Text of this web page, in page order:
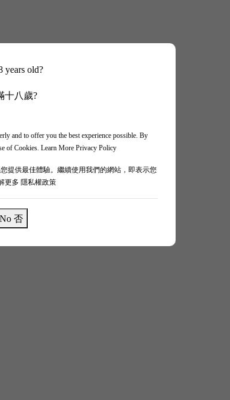
years old?
十八歲?
and to offer you the best experience possible. By
of Cookies. Learn More Privacy Policy
提供最佳體驗。繼續使用我們的網站，即表示您
更多 隱私權政策
No 否